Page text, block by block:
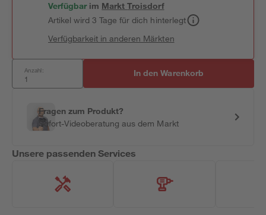
Verfügbar im MarktTroisdorf
Artikel wird 3 Tage für dich hinterlegt
Verfügbarkeit in anderen Märkten
Anzahl: In den Warenkorb
Fragen zum Produkt?
Sofort-Videoberatung aus dem Markt
Unsere passenden Services